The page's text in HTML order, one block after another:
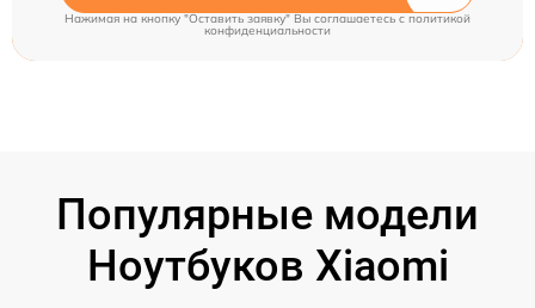
Нажимая на кнопку "Оставить заявку" Вы соглашаетесь cполитикой
конфиденциальности
Популярные модели
Ноутбуков Xiaomi